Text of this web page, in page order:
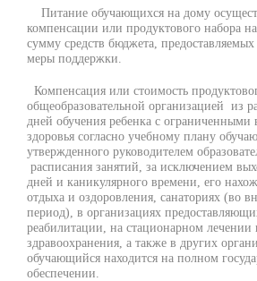
Питание обучающихся на дому
компенсации или продуктового набора
сумму средств бюджета,
меры поддержки.
Компенсация или стоимость
общеобразовательной организацией из
дней обучения ребенка с ограниченными
здоровья согласно учебному плану
утвержденного руководителем
расписания занятий, за исключением
дней и каникулярного времени, его
отдыха и оздоровления, санаториях (во
период), в организациях
реабилитации, на стационарном лечении
здравоохранения, а также в других
обучающийся находится на полном
обеспечении.